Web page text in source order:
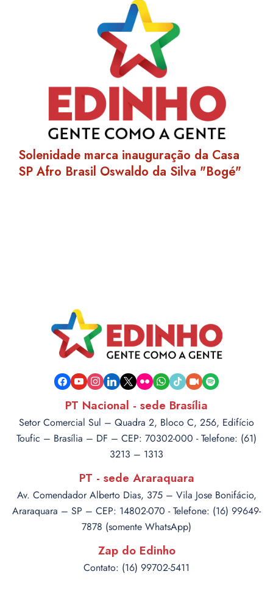
Solenidade marca inauguração da Casa
SP Afro Brasil Oswaldo da Silva "Bogé"
facebook
youtubeinstagram
linkedin
x flickrwhatsapp
tiktokvideo-spotify
PT Nacional - sede Brasília
Setor Comercial Sul – Quadra 2, Bloco C, 256, Edifício
Toufic – Brasília – DF – CEP: 70302-000 - Telefone: (61)
3213 – 1313
PT - sede Araraquara
Av. Comendador Alberto Dias, 375 – Vila Jose Bonifácio,
Araraquara – SP – CEP: 14802-070 - Telefone: (16) 99649-
7878 (somente WhatsApp)
Zap do Edinho
Contato: (16) 99702-5411